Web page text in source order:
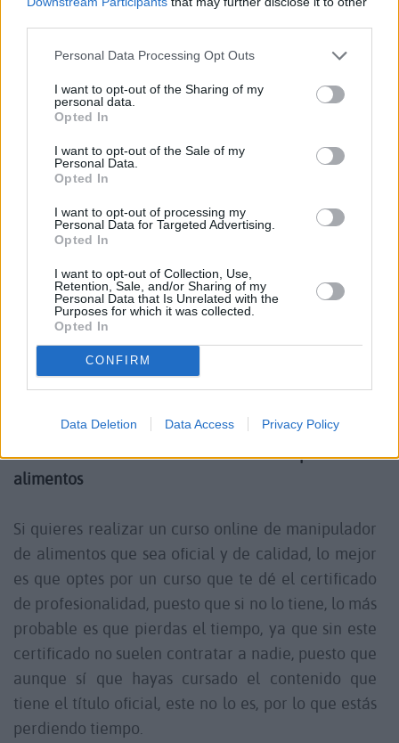
Personal Data Processing Opt Outs
I want to opt-out of the Sharing of my
personal data.
Opted In
I want to opt-out of the Sale of my
Personal Data.
Opted In
I want to opt-out of processing my
Personal Data for Targeted Advertising.
Opted In
I want to opt-out of Collection, Use,
Retention, Sale, and/or Sharing of my
Personal Data that Is Unrelated with the
Purposes for which it was collected.
Opted In
CONFIRM
Data Deletion Data Access Privacy Policy
congelados, transporte y distribución, tiendas de comestibles,
almacenes, comedores, guarderías, supermercados, etc.
Profesiones: cocineros, carniceros, ayudantes de cocina,
quiosqueros, azafatas, transportistas, catadores, repartidores,
Si quieres trabajar en estos sitios que te acabo de
mencionar, el curso de manipulación de alimentos
es imprescindible. Hay que destacar que la
responsabilidad recae directamente en las
trabajadores tienen el certificado o tarjeta
correspondiente.
Sin embargo, sobre todo en temporada alta, puede
haber puestos de trabajo para los que ya debe
Dónde realizar un curso online de manipulador de
alimentos
Si quieres realizar un curso online de manipulador
de alimentos que sea oficial y de calidad, lo mejor
es que optes por un curso que te dé el certificado
de profesionalidad, puesto que si no lo tiene, lo más
probable es que pierdas el tiempo, ya que sin este
certificado no suelen contratar a nadie, puesto que
aunque sí que hayas cursado el contenido que
tiene el título oficial, este no lo es, por lo que estás
perdiendo tiempo.